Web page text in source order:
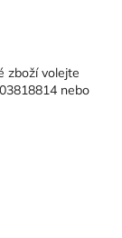
zboží volejte
nebo